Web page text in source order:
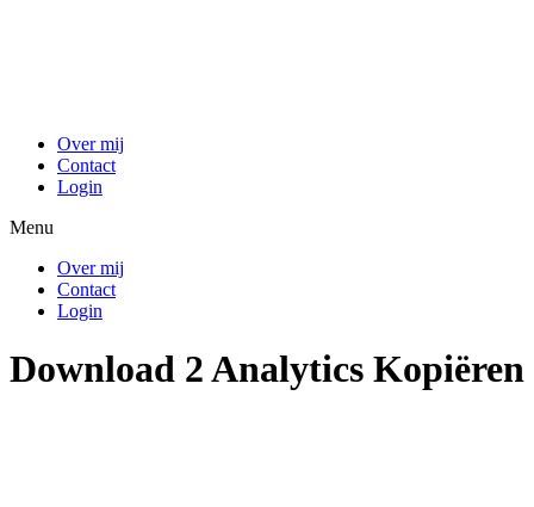
Over mij
Contact
Login
Menu
Over mij
Contact
Login
Download 2 Analytics Kopiëren